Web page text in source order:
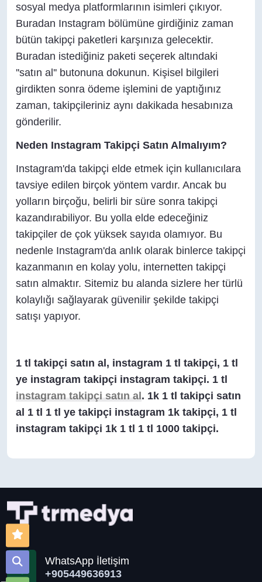
sosyal medya platformlarının isimleri çıkıyor.
Buradan Instagram bölümüne girdiğiniz zaman
bütün takipçi paketleri karşınıza gelecektir.
Buradan istediğiniz paketi seçerek altındaki
''satın al'' butonuna dokunun. Kişisel bilgileri
girdikten sonra ödeme işlemini de yaptığınız
zaman, takipçileriniz aynı dakikada hesabınıza
gönderilir.
Neden Instagram Takipçi Satın Almalıyım?
Instagram'da takipçi elde etmek için kullanıcılara
tavsiye edilen birçok yöntem vardır. Ancak bu
yolların birçoğu, belirli bir süre sonra takipçi
kazandırabiliyor. Bu yolla elde edeceğiniz
takipçiler de çok yüksek sayıda olamıyor. Bu
nedenle Instagram'da anlık olarak binlerce takipçi
kazanmanın en kolay yolu, internetten takipçi
satın almaktır. Sitemiz bu alanda sizlere her türlü
kolaylığı sağlayarak güvenilir şekilde takipçi
satışı yapıyor.
1 tl takipçi satın al, instagram 1 tl takipçi, 1 tl
ye instagram takipçi instagram takipçi. 1 tl
instagram takipçi satın al . 1k 1 tl takipçi satın
al 1 tl 1 tl ye takipçi instagram 1k takipçi, 1 tl
instagram takipçi 1k 1 tl 1 tl 1000 takipçi.
WhatsApp İletişim
+905449636913